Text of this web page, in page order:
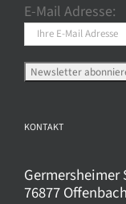
auf
der
Produktseite
gewählt
E-Mail Adresse:
KONTAKT
Germersheimer
76877 Offenbach